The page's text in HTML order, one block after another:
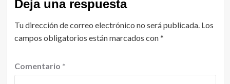
Deja una respuesta
Tu dirección de correo electrónico no será publicada. Los
campos obligatorios están marcados con*
Comentario *